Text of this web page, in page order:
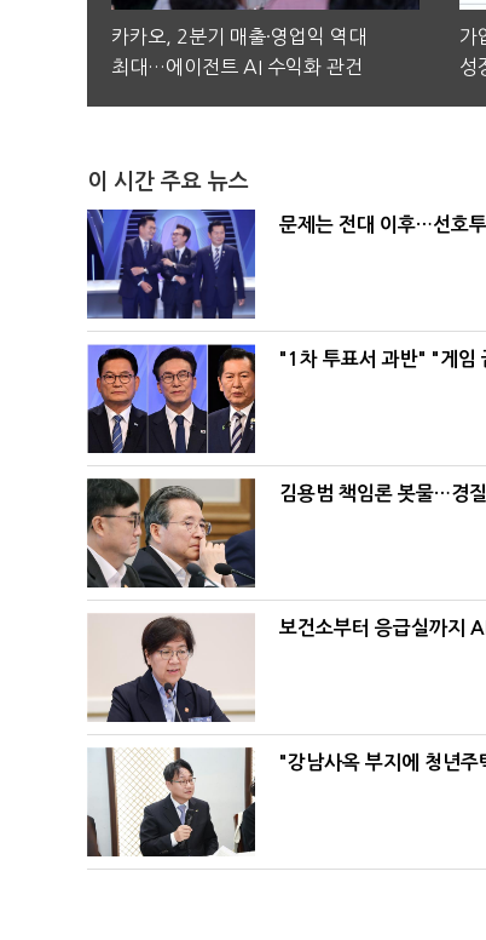
카카오, 2분기 매출·영업익 역대
최대…에이전트 AI 수익화 관건
가
성
이 시간 주요 뉴스
문제는 전대 이후…선호
"1차 투표서 과반" "게임
김용범 책임론 봇물…경
보건소부터 응급실까지
"강남사옥 부지에 청년